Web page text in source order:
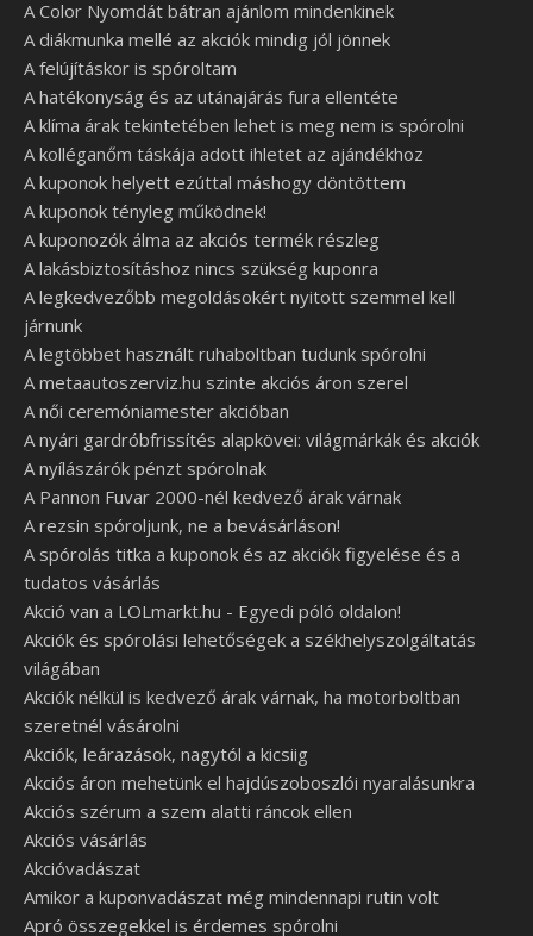
A Color Nyomdát bátran ajánlom mindenkinek
A diákmunka mellé az akciók mindig jól jönnek
A felújításkor is spóroltam
A hatékonyság és az utánajárás fura ellentéte
A klíma árak tekintetében lehet is meg nem is spórolni
A kolléganőm táskája adott ihletet az ajándékhoz
A kuponok helyett ezúttal máshogy döntöttem
A kuponok tényleg működnek!
A kuponozók álma az akciós termék részleg
A lakásbiztosításhoz nincs szükség kuponra
A legkedvezőbb megoldásokért nyitott szemmel kell
járnunk
A legtöbbet használt ruhaboltban tudunk spórolni
A metaautoszerviz.hu szinte akciós áron szerel
A női ceremóniamester akcióban
A nyári gardróbfrissítés alapkövei: világmárkák és akciók
A nyílászárók pénzt spórolnak
A Pannon Fuvar 2000-nél kedvező árak várnak
A rezsin spóroljunk, ne a bevásárláson!
A spórolás titka a kuponok és az akciók figyelése és a
tudatos vásárlás
Akció van a LOLmarkt.hu - Egyedi póló oldalon!
Akciók és spórolási lehetőségek a székhelyszolgáltatás
világában
Akciók nélkül is kedvező árak várnak, ha motorboltban
szeretnél vásárolni
Akciók, leárazások, nagytól a kicsiig
Akciós áron mehetünk el hajdúszoboszlói nyaralásunkra
Akciós szérum a szem alatti ráncok ellen
Akciós vásárlás
Akcióvadászat
Amikor a kuponvadászat még mindennapi rutin volt
Apró összegekkel is érdemes spórolni